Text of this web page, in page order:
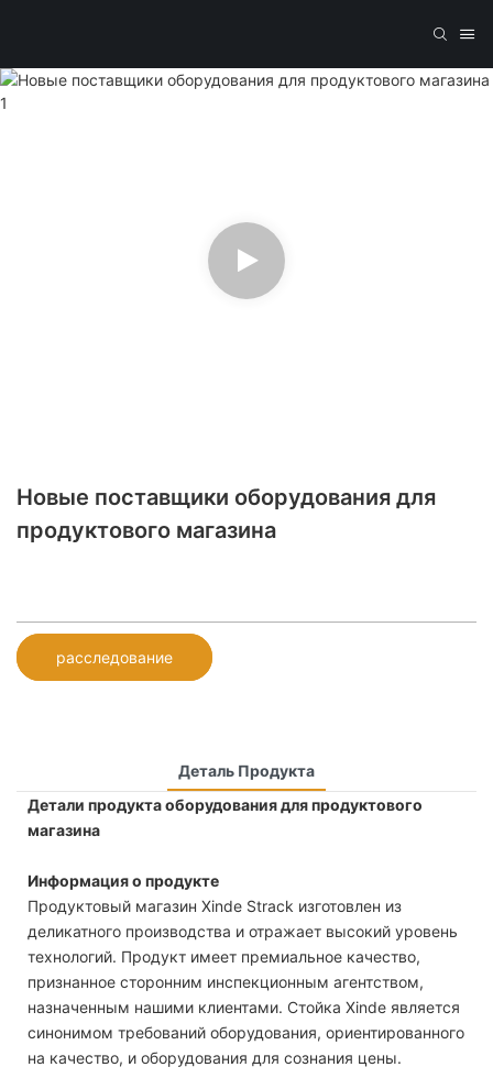
Новые поставщики оборудования для
продуктового магазина
расследование
Деталь Продукта
Детали продукта оборудования для продуктового
магазина
Информация о продукте
Продуктовый магазин Xinde Strack изготовлен из
деликатного производства и отражает высокий уровень
технологий. Продукт имеет премиальное качество,
признанное сторонним инспекционным агентством,
назначенным нашими клиентами. Стойка Xinde является
синонимом требований оборудования, ориентированного
на качество, и оборудования для сознания цены.